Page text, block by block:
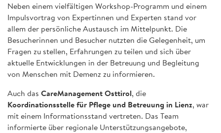
Neben einem vielfältigen Workshop-Programm und einem
Impulsvortrag von Expertinnen und Experten stand vor
allem der persönliche Austausch im Mittelpunkt. Die
Besucherinnen und Besucher nutzten die Gelegenheit, um
Fragen zu stellen, Erfahrungen zu teilen und sich über
aktuelle Entwicklungen in der Betreuung und Begleitung
von Menschen mit Demenz zu informieren.
Auch das CareManagement Osttirol, die
Koordinationsstelle für Pflege und Betreuung in Lienz, war
mit einem Informationsstand vertreten. Das Team
informierte über regionale Unterstützungsangebote,